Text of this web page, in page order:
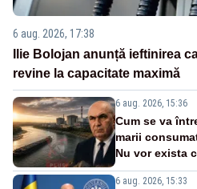
6 aug. 2026, 17:38
Ilie Bolojan anunță ieftinirea
revine la capacitate maximă
6 aug. 2026, 15:36
Cum se va
marii
Nu vor exista
6 aug. 2026, 15:33